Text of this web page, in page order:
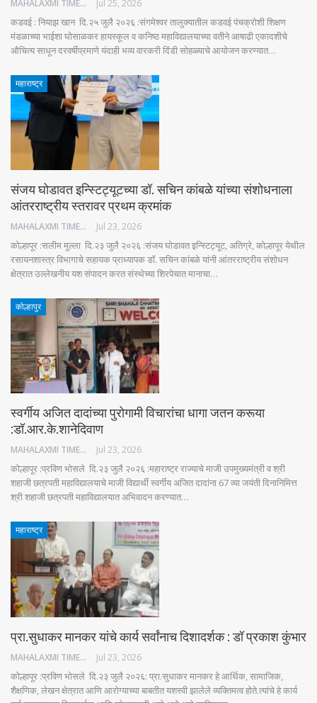
MAHALAXMI TIMES Jul 25, 2026
कडवई : नियाझ खान दि.२५ जुलै २०२६ :संगमेश्वर तालुक्यातील कडवई पंचक्रोशी शिक्षण
मंडळाच्या भाईशा घोसाळकर हायस्कूल व कनिष्ठ महाविद्यालयाच्या वतीने आषाढी एकादशीचे
औचित्य साधून दरवर्षीप्रमाणे यंदाही भव्य वारकरी दिंडी सोहळ्याचे आयोजन करण्यात…
महाराष्ट्र
संजय घोडावत इन्स्टिट्यूटच्या डॉ. सचिन कांबळे यांच्या संशोधनाला
आंतरराष्ट्रीय स्तरावर प्रथम क्रमांक
MAHALAXMI TIMES Jul 23, 2026
कोल्हापूर :सलीम मुल्ला दि.२३ जुलै २०२६ :संजय घोडावत इन्स्टिट्यूट, अतिग्रे, कोल्हापूर येथील
रसायनशास्त्र विभागाचे सहायक प्राध्यापक डॉ. सचिन कांबळे यांनी आंतरराष्ट्रीय संशोधन
क्षेत्रात उल्लेखनीय यश संपादन करत संस्थेच्या शिरपेचात मानाचा…
कोल्हापुर
स्वर्गीय अजित दादांच्या पुरोगामी विचारांचा धागा जतन करूया
:डॉ.आर.के.शानेदिवाण
MAHALAXMI TIMES Jul 23, 2026
कोल्हापूर :प्रविण भोसले दि.२३ जुलै २०२६ :महाराष्ट्र राज्याचे माजी उपमुख्यमंत्री व श्री
शहाजी छत्रपती महाविद्यालयाचे माजी विद्यार्थी स्वर्गीय अजित दादांना 67 व्या जयंती दिनानिमित्त
श्री शहाजी छत्रपती महाविद्यालयात अभिवादन करण्यात…
महाराष्ट्र
प्रा.सुधाकर मानकर यांचे कार्य सर्वांनाच दिशादर्शक : डॉ प्रकाश कुंभार
MAHALAXMI TIMES Jul 23, 2026
कोल्हापूर :प्रविण भोसले दि.२३ जुलै २०२६: प्रा.सुधाकर मानकर हे आर्थिक, सामाजिक,
शैक्षणिक, लेखन क्षेत्रात आणि आरोग्याच्या बाबतीत यशस्वी झालेले व्यक्तिमत्व होते.त्यांचे हे कार्य